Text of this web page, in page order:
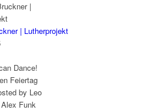
| Lutherprojekt